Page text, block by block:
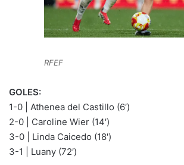
RFEF
GOLES:
1-0 | Athenea del Castillo (6′)
2-0 | Caroline Wier (14′)
3-0 | Linda Caicedo (18′)
3-1 | Luany (72′)